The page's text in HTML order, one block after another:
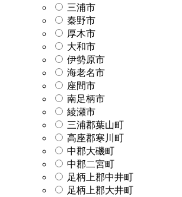
三浦市
秦野市
厚木市
大和市
伊勢原市
海老名市
座間市
南足柄市
綾瀬市
三浦郡葉山町
高座郡寒川町
中郡大磯町
中郡二宮町
足柄上郡中井町
足柄上郡大井町